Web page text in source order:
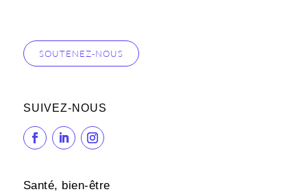
SOUTENEZ-NOUS
SUIVEZ-NOUS
Santé, bien-être